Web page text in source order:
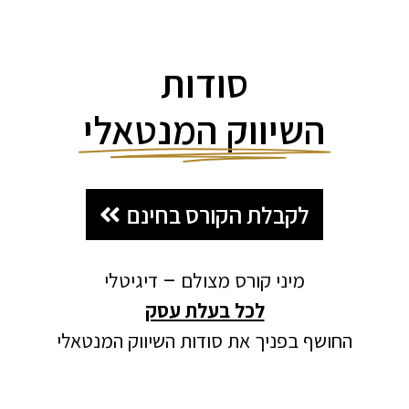
סודות
השיווק המנטאלי
לקבלת הקורס בחינם
מיני קורס מצולם – דיגיטלי
לכל בעלת עסק
החושף בפניך את סודות השיווק המנטאלי